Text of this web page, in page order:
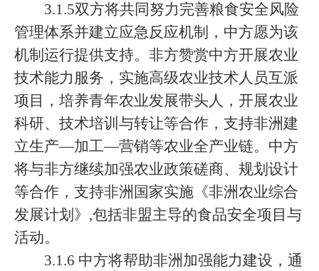
3.1.5双方将共同努力完善粮食安全风险
管理体系并建立应急反应机制，中方愿为该
机制运行提供支持。非方赞赏中方开展农业
技术能力服务，实施高级农业技术人员互派
项目，培养青年农业发展带头人，开展农业
科研、技术培训与转让等合作，支持非洲建
立生产—加工—营销等农业全产业链。中方
将与非方继续加强农业政策磋商、规划设计
等合作，支持非洲国家实施《非洲农业综合
发展计划》,包括非盟主导的食品安全项目与
活动。
3.1.6 中方将帮助非洲加强能力建设，通